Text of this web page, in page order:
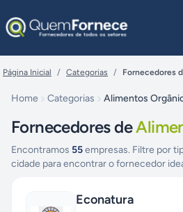
Página Inicial / Categorias / Fornecedores
Home Categorias Alimentos
Fornecedores de
Encontramos 55empresas. Filtre por
cidade para encontrar o fornecedor
Econatura